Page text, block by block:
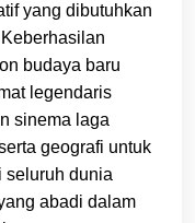
yang dibutuhkan
budaya baru
legendaris
sinema laga
geografi untuk
seluruh dunia
abadi dalam